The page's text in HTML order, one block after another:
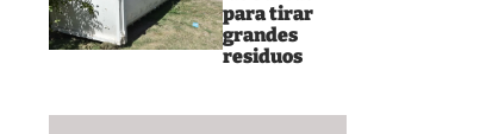
para tirar
grandes
residuos